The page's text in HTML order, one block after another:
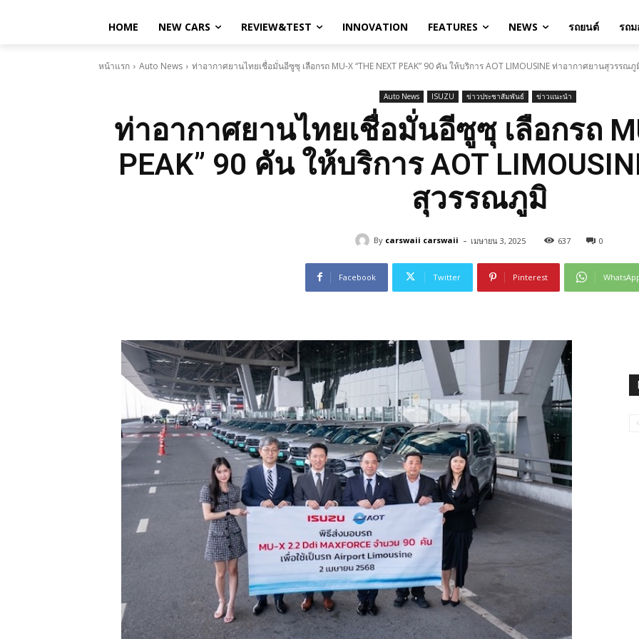
HOME NEW CARS REVIEW&TEST INNOVATION FEATURES NEWS รถยนต์ รถม
หน้าแรก Auto News ท่าอากาศยานไทยเชื่อมั่นอีซูซุ เลือกรถ MU-X “THE NEXT PEAK” 90 คัน ให้บริการ AOT LIMOUSINE ท่าอากาศยานสุวรรณภู
Auto News ISUZU ข่าวประชาสัมพันธ์ ข่าวแนะนำ
ท่าอากาศยานไทยเชื่อมั่นอีซูซุ เลือกรถ
PEAK” 90 คัน ให้บริการ AOT
สุวรรณภูมิ
By carswaii carswaii - เมษายน 3, 2025 637 0
Facebook Twitter Pinterest